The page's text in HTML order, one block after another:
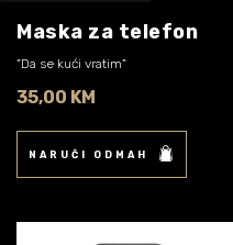
Kontakt
Maska za telefon
"Da se kući vratim"
35,00 KM
NARUČI ODMAH